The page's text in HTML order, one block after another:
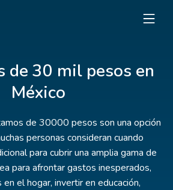
de 30 mil pesos en
México
de 30000 pesos son una opción
personas consideran cuando
para cubrir una amplia gama de
para afrontar gastos inesperados,
el hogar, invertir en educación,